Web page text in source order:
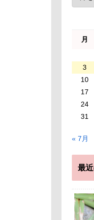
月
3
10
17
24
31
« 7月
最